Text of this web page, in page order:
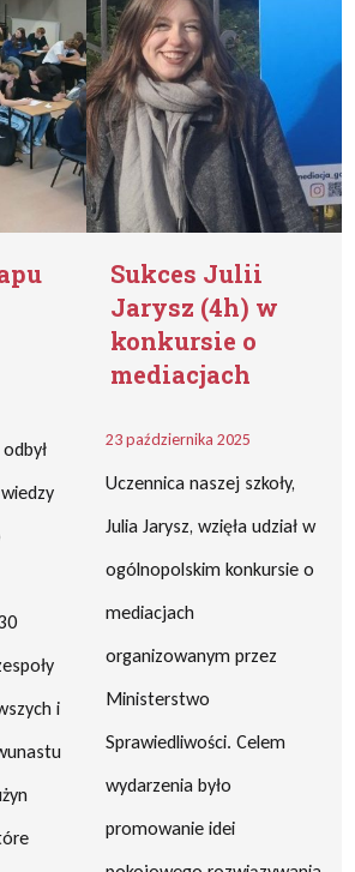
i
Sukces Julii
Jarysz (4h) w
konkursie o
mediacjach
23 października 2025
Uczennica naszej szkoły,
Julia Jarysz, wzięła udział w
ogólnopolskim konkursie o
mediacjach
organizowanym przez
Ministerstwo
Sprawiedliwości. Celem
wydarzenia było
promowanie idei